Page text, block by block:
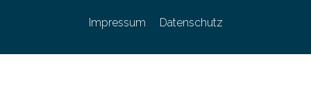
Impressum Datenschutz